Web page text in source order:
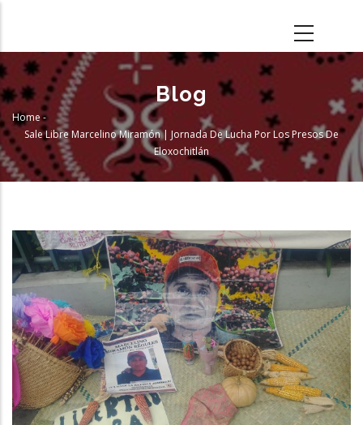
main
content
Blog
Breadcrumb
Home -
Sale Libre Marcelino Miramón | Jornada De Lucha Por Los Presos De
Eloxochitlán